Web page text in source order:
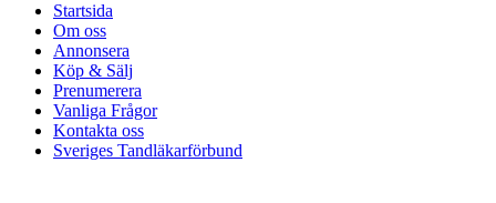
Startsida
Om oss
Annonsera
Köp & Sälj
Prenumerera
Vanliga Frågor
Kontakta oss
Sveriges Tandläkarförbund